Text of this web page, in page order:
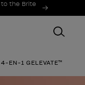
to the Brite
EN-1 GELEVATE™